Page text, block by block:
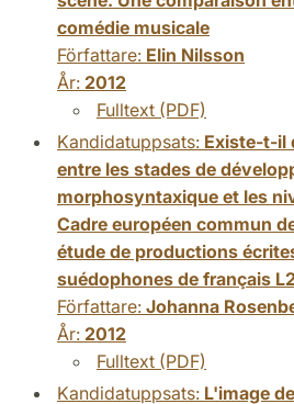
comédie musicale
Författare: Elin Nilsson
År: 2012
Fulltext (PDF)
Kandidatuppsats: Existe-t-il
entre les stades de
morphosyntaxique et les
Cadre européen commun
étude de productions
suédophones de français
Författare: Johanna
År: 2012
Fulltext (PDF)
Kandidatuppsats: L'image